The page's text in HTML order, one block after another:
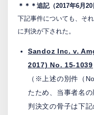
＊＊＊追記（2017年6月
下記事件についても、そ
に判決が下された。
Sandoz Inc. v.
2017) No. 15-1039
（※上述の別件（
たため、当事者名の
判決文の骨子は下記